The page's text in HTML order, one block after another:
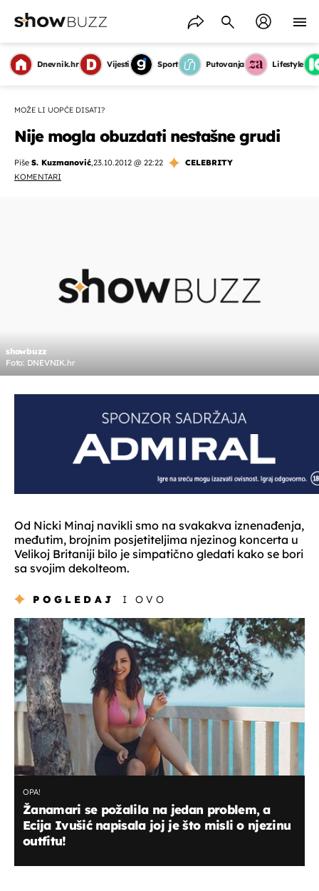
Dnevnik.hr Vijesti Sport Putovanja Lifestyle
MOŽE LI UOPĆE DISATI?
Nije mogla obuzdati nestašne grudi
Piše S. Kuzmanović,23.10.2012 @ 22:22
CELEBRITY
KOMENTARI
showbuzz
Foto: DNEVNIK.hr
Od Nicki Minaj navikli smo na svakakva iznenađenja,
međutim, brojnim posjetiteljima njezinog koncerta u
Velikoj Britaniji bilo je simpatično gledati kako se bori
sa svojim dekolteom.
POGLEDAJ I OVO
OPA!
Žanamari se požalila na jedan problem, a
Ecija Ivušić napisala joj je što misli o njezinu
outfitu!
OMOGUĆI OBAVIJESTI